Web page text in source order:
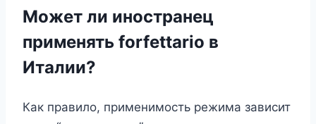
Может ли иностранец
применять forfettario в
Италии?
Как правило, применимость режима зависит